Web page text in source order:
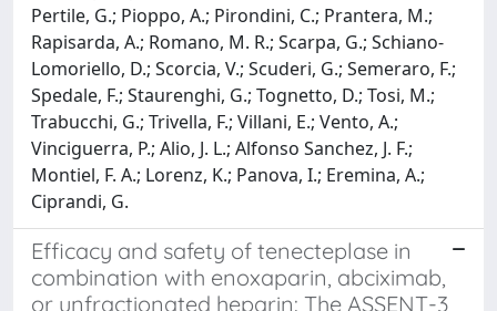
Pertile, G.; Pioppo, A.; Pirondini, C.; Prantera, M.;
Rapisarda, A.; Romano, M. R.; Scarpa, G.; Schiano-
Lomoriello, D.; Scorcia, V.; Scuderi, G.; Semeraro, F.;
Spedale, F.; Staurenghi, G.; Tognetto, D.; Tosi, M.;
Trabucchi, G.; Trivella, F.; Villani, E.; Vento, A.;
Vinciguerra, P.; Alio, J. L.; Alfonso Sanchez, J. F.;
Montiel, F. A.; Lorenz, K.; Panova, I.; Eremina, A.;
Ciprandi, G.
Efficacy and safety of tenecteplase in
combination with enoxaparin, abciximab,
or unfractionated heparin: The ASSENT-3